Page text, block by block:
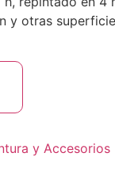
y otras
y Accesorios